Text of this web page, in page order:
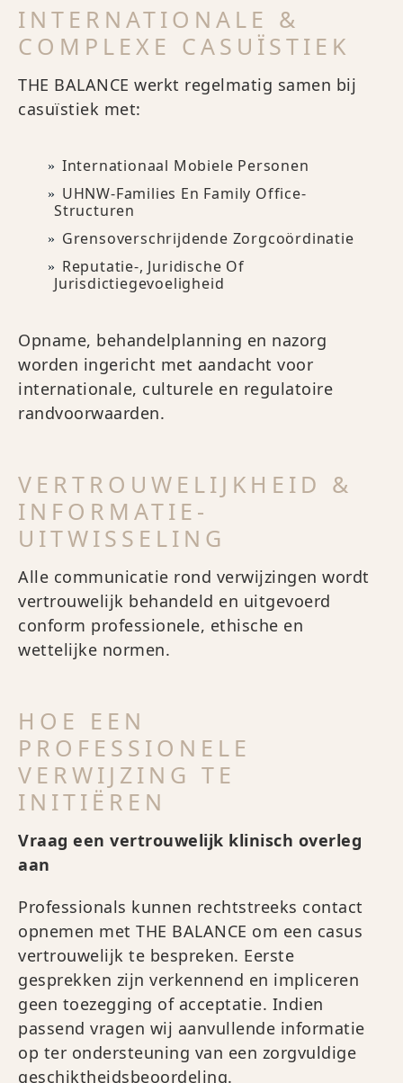
INTERNATIONALE &
COMPLEXE CASUÏSTIEK
THE BALANCE werkt regelmatig samen bij
casuïstiek met:
Internationaal Mobiele Personen
UHNW-Families En Family Office-
Structuren
Grensoverschrijdende Zorgcoördinatie
Reputatie-, Juridische Of
Jurisdictiegevoeligheid
Opname, behandelplanning en nazorg
worden ingericht met aandacht voor
internationale, culturele en regulatoire
randvoorwaarden.
VERTROUWELIJKHEID &
INFORMATIE-
UITWISSELING
Alle communicatie rond verwijzingen wordt
vertrouwelijk behandeld en uitgevoerd
conform professionele, ethische en
wettelijke normen.
HOE EEN
PROFESSIONELE
VERWIJZING TE
INITIËREN
Vraag een vertrouwelijk klinisch overleg
aan
Professionals kunnen rechtstreeks contact
opnemen met THE BALANCE om een casus
vertrouwelijk te bespreken. Eerste
gesprekken zijn verkennend en impliceren
geen toezegging of acceptatie. Indien
passend vragen wij aanvullende informatie
op ter ondersteuning van een zorgvuldige
geschiktheidsbeoordeling.